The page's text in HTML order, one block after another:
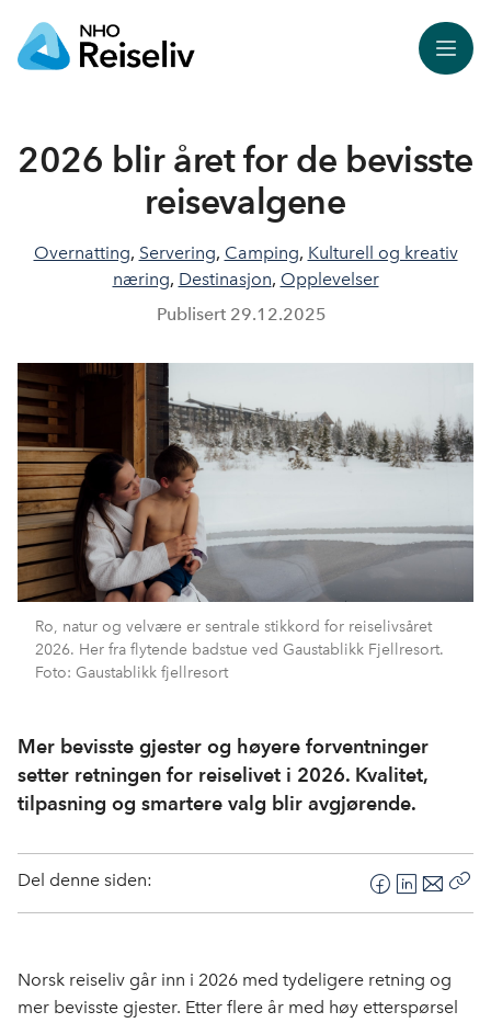
Meny
2026 blir året for de bevisste
reisevalgene
Overnatting, Servering, Camping, Kulturell og kreativ
næring, Destinasjon, Opplevelser
Publisert 29.12.2025
Ro, natur og velvære er sentrale stikkord for reiselivsåret
2026. Her fra flytende badstue ved Gaustablikk Fjellresort.
Foto: Gaustablikk fjellresort
Mer bevisste gjester og høyere forventninger
setter retningen for reiselivet i 2026. Kvalitet,
tilpasning og smartere valg blir avgjørende.
Del denne siden:
F
e
b
L
k
e
E
o
s
Norsk reiseliv går inn i 2026 med tydeligere retning og
mer bevisste gjester. Etter flere år med høy etterspørsel